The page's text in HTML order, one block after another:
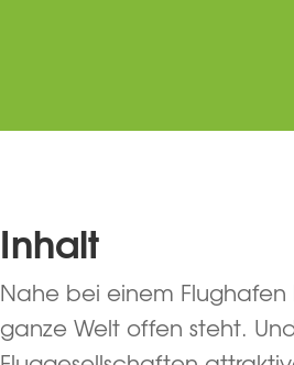
Inhalt
Nahe bei einem
ganze Welt offen steht.